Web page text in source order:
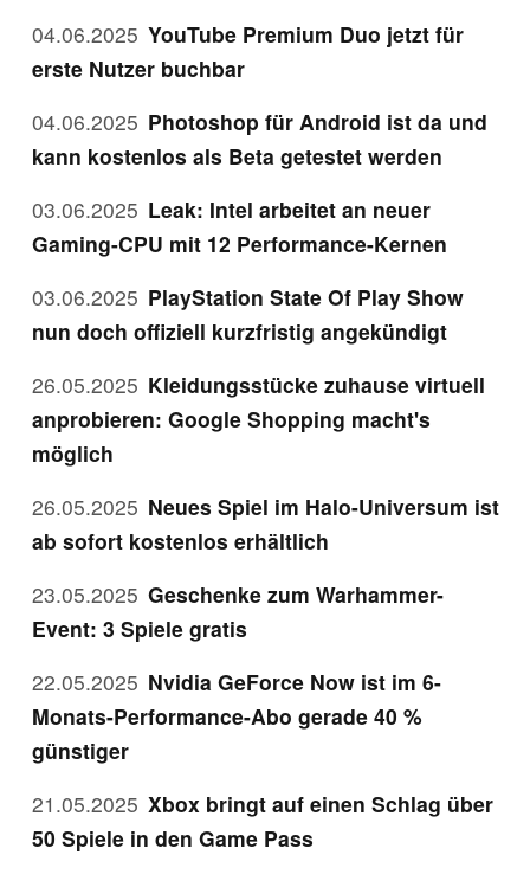
04.06.2025 YouTube Premium Duo jetzt für
erste Nutzer buchbar
04.06.2025 Photoshop für Android ist da und
kann kostenlos als Beta getestet werden
03.06.2025 Leak: Intel arbeitet an neuer
Gaming-CPU mit 12 Performance-Kernen
03.06.2025 PlayStation State Of Play Show
nun doch offiziell kurzfristig angekündigt
26.05.2025 Kleidungsstücke zuhause virtuell
anprobieren: Google Shopping macht's
möglich
26.05.2025 Neues Spiel im Halo-Universum ist
ab sofort kostenlos erhältlich
23.05.2025 Geschenke zum Warhammer-
Event: 3 Spiele gratis
22.05.2025 Nvidia GeForce Now ist im 6-
Monats-Performance-Abo gerade 40 %
günstiger
21.05.2025 Xbox bringt auf einen Schlag über
50 Spiele in den Game Pass